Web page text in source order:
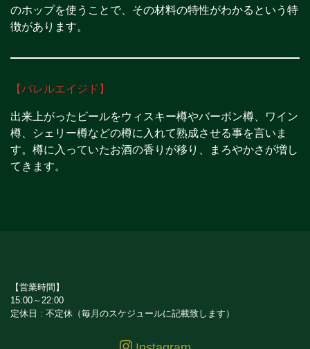
のホップを使うことで、その材料の特性がわかるという特
徴があります。
【バレルエイジド】
出来上がったビールをウィスキー樽やバーボン樽、ワイン
樽、シェリー樽などの樽に入れて熟成させる事を言いま
す。樽に入っていたお酒の香りが移り、まろやかさが増し
てきます。
【営業時間】
15:00～22:00
定休日 : 不定休（毎月のスケジュールに記載致します）